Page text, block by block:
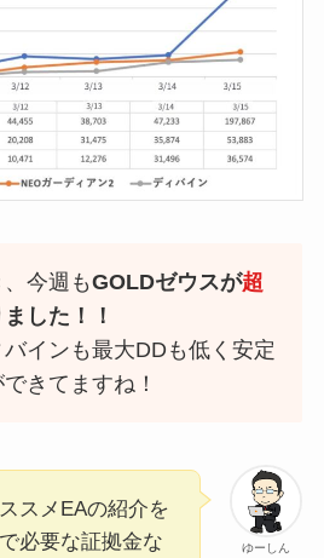
今週もGOLDゼウスが超
した！！
バインも最大DDも低く安定
きてますね！
ゆーしん
スメEAの紹介を
必要な証拠金な